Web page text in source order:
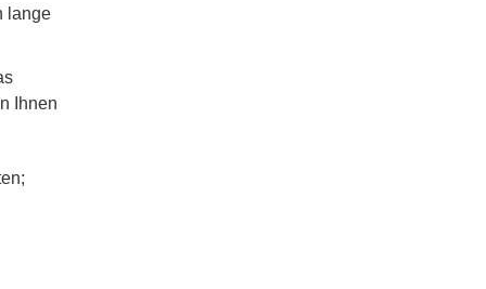
lange
Ihnen